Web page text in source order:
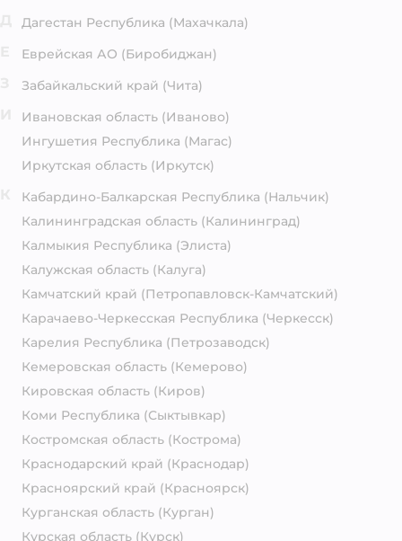
Дагестан Республика (Махачкала)
Еврейская АО (Биробиджан)
Забайкальский край (Чита)
Ивановская область (Иваново)
Ингушетия Республика (Магас)
Иркутская область (Иркутск)
Кабардино-Балкарская Республика (Нальчик)
Калининградская область (Калининград)
Калмыкия Республика (Элиста)
Калужская область (Калуга)
Камчатский край (Петропавловск-Камчатский)
Карачаево-Черкесская Республика (Черкесск)
Карелия Республика (Петрозаводск)
Кемеровская область (Кемерово)
Кировская область (Киров)
Коми Республика (Сыктывкар)
Костромская область (Кострома)
Краснодарский край (Краснодар)
Красноярский край (Красноярск)
Курганская область (Курган)
Курская область (Курск)